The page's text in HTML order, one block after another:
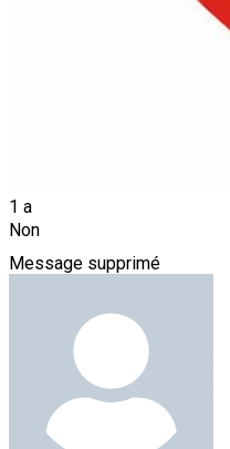
1 a
Non
Message supprimé